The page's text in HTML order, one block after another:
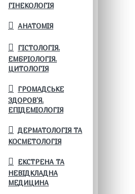
ГІНЕКОЛОГІЯ
АНАТОМІЯ
ГІСТОЛОГІЯ.
ЕМБРІОЛОГІЯ.
ЦИТОЛОГІЯ
ГРОМАДСЬКЕ
ЗДОРОВ’Я.
ЕПІДЕМІОЛОГІЯ
ДЕРМАТОЛОГІЯ ТА
КОСМЕТОЛОГІЯ
ЕКСТРЕНА ТА
НЕВІДКЛАДНА
МЕДИЦИНА